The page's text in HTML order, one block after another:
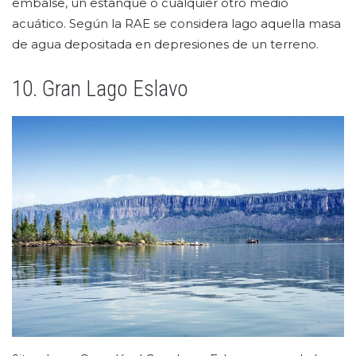
acuático. Según la RAE se considera lago aquella masa
de agua depositada en depresiones de un terreno.
10. Gran Lago Eslavo